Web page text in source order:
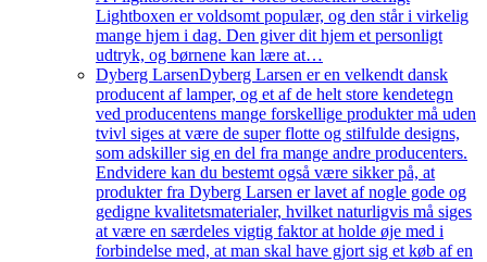
Lightboxen er voldsomt populær, og den står i virkelig
mange hjem i dag. Den giver dit hjem et personligt
udtryk, og børnene kan lære at…
Dyberg LarsenDyberg Larsen er en velkendt dansk
producent af lamper, og et af de helt store kendetegn
ved producentens mange forskellige produkter må uden
tvivl siges at være de super flotte og stilfulde designs,
som adskiller sig en del fra mange andre producenters.
Endvidere kan du bestemt også være sikker på, at
produkter fra Dyberg Larsen er lavet af nogle gode og
gedigne kvalitetsmaterialer, hvilket naturligvis må siges
at være en særdeles vigtig faktor at holde øje med i
forbindelse med, at man skal have gjort sig et køb af en